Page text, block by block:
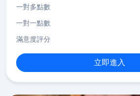
一對多點數
一對一點數
滿意度評分
立即進入